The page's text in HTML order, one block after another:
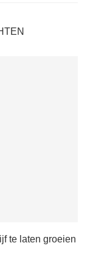
te laten groeien